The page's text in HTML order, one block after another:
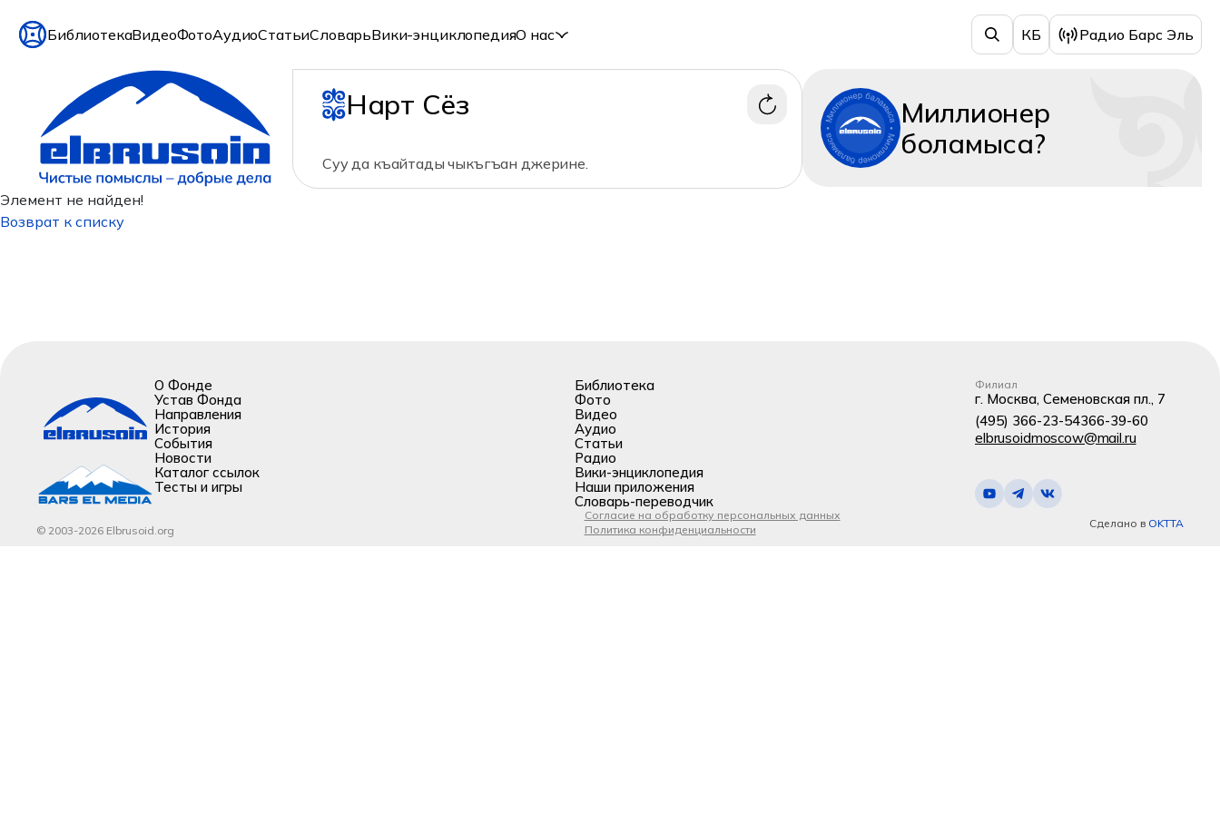
БиблиотекаВидеоФотоАудиоСтатьиСловарьВики-энциклопедияО нас КБ Радио Барс Эль
Нарт Сёз
Суу да къайтады чыкъгъан джерине.
Миллионер
боламыса?
Элемент не найден!
Возврат к списку
О Фонде
Устав Фонда
Направления
История
События
Новости
Каталог ссылок
Тесты и игры
Библиотека
Фото
Видео
Аудио
Статьи
Радио
Вики-энциклопедия
Наши приложения
Словарь-переводчик
Филиал
г. Москва, Семеновская пл., 7
(495) 366-23-54366-39-60
elbrusoidmoscow@mail.ru
© 2003-2026 Elbrusoid.org
Согласие на обработку персональных данных
Политика конфиденциальности
Сделано в OKTTA